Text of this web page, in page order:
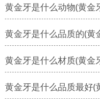
黄金牙是什么动物(黄金
黄金牙是什么品质的(黄
黄金牙是什么材质(黄金
黄金牙是什么品质最好(